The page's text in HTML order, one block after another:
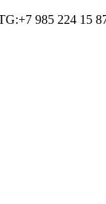
985 224 15